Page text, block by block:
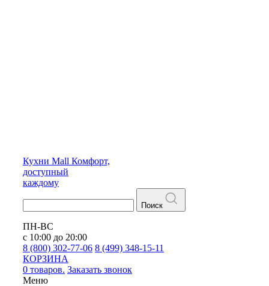
Кухни Mall Комфорт,
доступный
каждому
Поиск
ПН-ВС
с 10:00 до 20:00
8 (800) 302-77-06 8 (499) 348-15-11
КОРЗИНА
0 товаров. Заказать звонок
Меню